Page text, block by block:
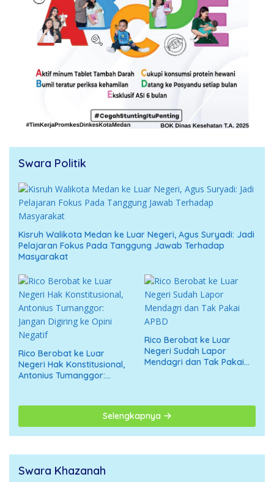
Swara Politik
Kisruh Walikota Medan ke Luar Negeri, Agus Suryadi: Jadi
Pelajaran Fokus Pada Tanggung Jawab Terhadap
Masyarakat
Rico Berobat ke Luar
Negeri Hak Konstitusional,
Antonius Tumanggor:
Rico Berobat ke Luar
Negeri Sudah Lapor
Mendagri dan Tak Pakai
Selengkapnya
Swara Khazanah